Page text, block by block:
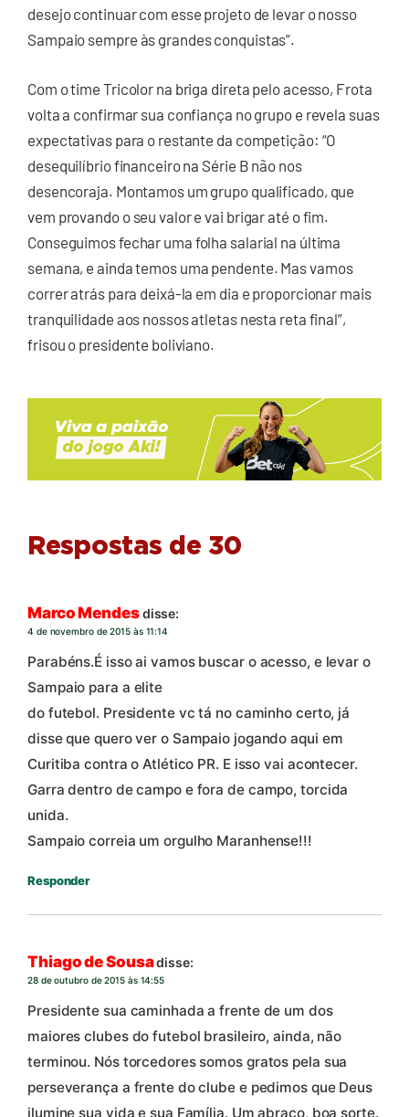
desejo continuar com esse projeto de levar o nosso
Sampaio sempre às grandes conquistas”.
Com o time Tricolor na briga direta pelo acesso, Frota
volta a confirmar sua confiança no grupo e revela suas
expectativas para o restante da competição: “O
desequilíbrio financeiro na Série B não nos
desencoraja. Montamos um grupo qualificado, que
vem provando o seu valor e vai brigar até o fim.
Conseguimos fechar uma folha salarial na última
semana, e ainda temos uma pendente. Mas vamos
correr atrás para deixá-la em dia e proporcionar mais
tranquilidade aos nossos atletas nesta reta final”,
frisou o presidente boliviano.
Respostas de 30
Marco Mendesdisse:
4 de novembro de 2015 às 11:14
Parabéns.É isso ai vamos buscar o acesso, e levar o
Sampaio para a elite
do futebol. Presidente vc tá no caminho certo, já
disse que quero ver o Sampaio jogando aqui em
Curitiba contra o Atlético PR. E isso vai acontecer.
Garra dentro de campo e fora de campo, torcida
unida.
Sampaio correia um orgulho Maranhense!!!
Responder
Thiago de Sousadisse:
28 de outubro de 2015 às 14:55
Presidente sua caminhada a frente de um dos
maiores clubes do futebol brasileiro, ainda, não
terminou. Nós torcedores somos gratos pela sua
perseverança a frente do clube e pedimos que Deus
ilumine sua vida e sua Família. Um abraço, boa sorte.